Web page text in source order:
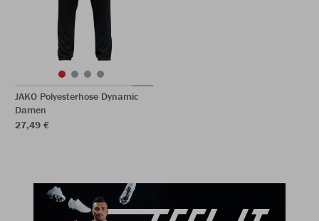
JAKO Polyesterhose Dynamic
Damen
27,49 €